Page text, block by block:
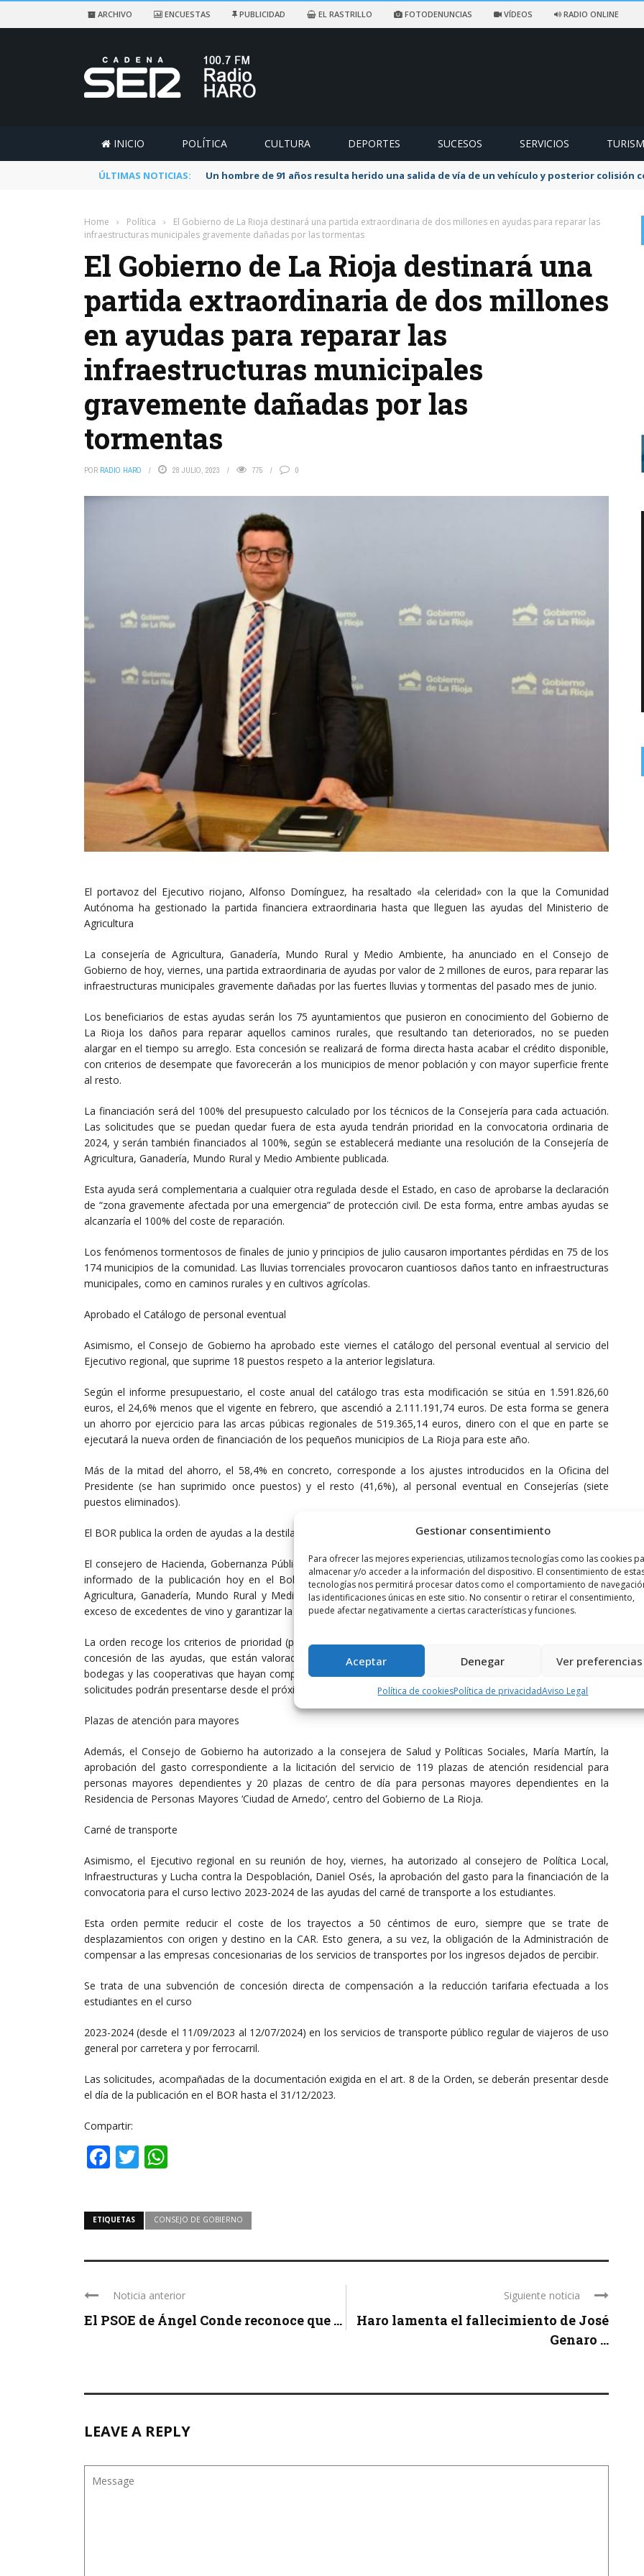
Gestionar consentimiento
Para ofrecer las mejores experiencias, utilizamos tecnologías como las cookies
almacenar y/o acceder a la información del dispositivo. El consentimiento de
tecnologías nos permitirá procesar datos como el comportamiento de
las identificaciones únicas en este sitio. No consentir o retirar el consentimiento,
puede afectar negativamente a ciertas características y funciones.
Aceptar Denegar Ver preferencias
Política de cookiesPolítica de privacidadAviso Legal
ARCHIVO ENCUESTAS PUBLICIDAD EL RASTRILLO FOTODENUNCIAS VÍDEOS RADIO ONLINE
INICIO POLÍTICA CULTURA DEPORTES SUCESOS SERVICIOS
ÚLTIMAS NOTICIAS: Un hombre de 91 años resulta herido una salida de vía de un vehículo y posterior colisión
Home › Política ›
El Gobierno de La Rioja destinará una partida extraordinaria de dos millones en ayudas para reparar las
infraestructuras municipales gravemente dañadas por las tormentas
El Gobierno de La Rioja destinará una
partida extraordinaria de dos millones
en ayudas para reparar las
infraestructuras municipales
gravemente dañadas por las
tormentas
POR RADIO HARO 28 JULIO, 2023 775 0
El portavoz del Ejecutivo riojano, Alfonso Domínguez, ha resaltado «la celeridad» con la que la Comunidad
Autónoma ha gestionado la partida financiera extraordinaria hasta que lleguen las ayudas del Ministerio de
Agricultura
La consejería de Agricultura, Ganadería, Mundo Rural y Medio Ambiente, ha anunciado en el Consejo de
Gobierno de hoy, viernes, una partida extraordinaria de ayudas por valor de 2 millones de euros, para reparar las
infraestructuras municipales gravemente dañadas por las fuertes lluvias y tormentas del pasado mes de junio.
Los beneficiarios de estas ayudas serán los 75 ayuntamientos que pusieron en conocimiento del Gobierno de
La Rioja los daños para reparar aquellos caminos rurales, que resultando tan deteriorados, no se pueden
alargar en el tiempo su arreglo. Esta concesión se realizará de forma directa hasta acabar el crédito disponible,
con criterios de desempate que favorecerán a los municipios de menor población y con mayor superficie frente
al resto.
La financiación será del 100% del presupuesto calculado por los técnicos de la Consejería para cada actuación.
Las solicitudes que se puedan quedar fuera de esta ayuda tendrán prioridad en la convocatoria ordinaria de
2024, y serán también financiados al 100%, según se establecerá mediante una resolución de la Consejería de
Agricultura, Ganadería, Mundo Rural y Medio Ambiente publicada.
Esta ayuda será complementaria a cualquier otra regulada desde el Estado, en caso de aprobarse la declaración
de “zona gravemente afectada por una emergencia” de protección civil. De esta forma, entre ambas ayudas se
alcanzaría el 100% del coste de reparación.
Los fenómenos tormentosos de finales de junio y principios de julio causaron importantes pérdidas en 75 de los
174 municipios de la comunidad. Las lluvias torrenciales provocaron cuantiosos daños tanto en infraestructuras
municipales, como en caminos rurales y en cultivos agrícolas.
Aprobado el Catálogo de personal eventual
Asimismo, el Consejo de Gobierno ha aprobado este viernes el catálogo del personal eventual al servicio del
Ejecutivo regional, que suprime 18 puestos respeto a la anterior legislatura.
Según el informe presupuestario, el coste anual del catálogo tras esta modificación se sitúa en 1.591.826,60
euros, el 24,6% menos que el vigente en febrero, que ascendió a 2.111.191,74 euros. De esta forma se genera
un ahorro por ejercicio para las arcas púbicas regionales de 519.365,14 euros, dinero con el que en parte se
ejecutará la nueva orden de financiación de los pequeños municipios de La Rioja para este año.
Más de la mitad del ahorro, el 58,4% en concreto, corresponde a los ajustes introducidos en la Oficina del
Presidente (se han suprimido once puestos) y el resto (41,6%), al personal eventual en Consejerías (siete
puestos eliminados).
El BOR publica la orden de ayudas a la destilación voluntaria
El consejero de Hacienda, Gobernanza Pública, Sociedad Digital y Portavocía, Alfonso Domínguez, también ha
informado de la publicación hoy en el Boletín Oficial de La Rioja (BOR) de la orden de la Consejería de
Agricultura, Ganadería, Mundo Rural y Medio Ambiente que regula la convocatoria de ayudas para reducir el
exceso de excedentes de vino y garantizar la compra de uva en la próxima campaña vitícola.
La orden recoge los criterios de prioridad (pueden consultarse en el Anexo 1 adjunto) que se seguirán para la
concesión de las ayudas, que están valoradas en quince millones de euros, y de las que se beneficiarán las
bodegas y las cooperativas que hayan comprado uva a los viticultores riojanos en la campaña 2022/2023. Las
solicitudes podrán presentarse desde el próximo lunes, día 31, y hasta el viernes, 4 agosto.
Plazas de atención para mayores
Además, el Consejo de Gobierno ha autorizado a la consejera de Salud y Políticas Sociales, María Martín, la
aprobación del gasto correspondiente a la licitación del servicio de 119 plazas de atención residencial para
personas mayores dependientes y 20 plazas de centro de día para personas mayores dependientes en la
Residencia de Personas Mayores ‘Ciudad de Arnedo’, centro del Gobierno de La Rioja.
Carné de transporte
Asimismo, el Ejecutivo regional en su reunión de hoy, viernes, ha autorizado al consejero de Política Local,
Infraestructuras y Lucha contra la Despoblación, Daniel Osés, la aprobación del gasto para la financiación de la
convocatoria para el curso lectivo 2023-2024 de las ayudas del carné de transporte a los estudiantes.
Esta orden permite reducir el coste de los trayectos a 50 céntimos de euro, siempre que se trate de
desplazamientos con origen y destino en la CAR. Esto genera, a su vez, la obligación de la Administración de
compensar a las empresas concesionarias de los servicios de transportes por los ingresos dejados de percibir.
Se trata de una subvención de concesión directa de compensación a la reducción tarifaria efectuada a los
estudiantes en el curso
2023-2024 (desde el 11/09/2023 al 12/07/2024) en los servicios de transporte público regular de viajeros de uso
general por carretera y por ferrocarril.
Las solicitudes, acompañadas de la documentación exigida en el art. 8 de la Orden, se deberán presentar desde
el día de la publicación en el BOR hasta el 31/12/2023.
Compartir:
Facebook
Twitter
ETIQUETAS CONSEJO DE GOBIERNO
Noticia anterior
El PSOE de Ángel Conde reconoce que ...
Siguiente noticia
Haro lamenta el fallecimiento de José
Genaro ...
LEAVE A REPLY